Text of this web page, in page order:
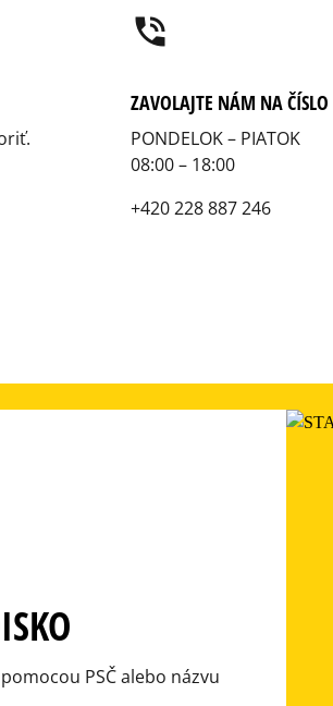
phone_in_talk
ZAVOLAJTE NÁM NA ČÍSLO
PONDELOK – PIATOK
08:00 – 18:00
+420 228 887 246
PSČ alebo názvu